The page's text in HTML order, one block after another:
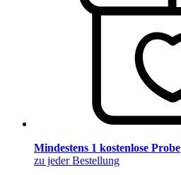
Mindestens 1 kostenlose Probe
zu jeder Bestellung